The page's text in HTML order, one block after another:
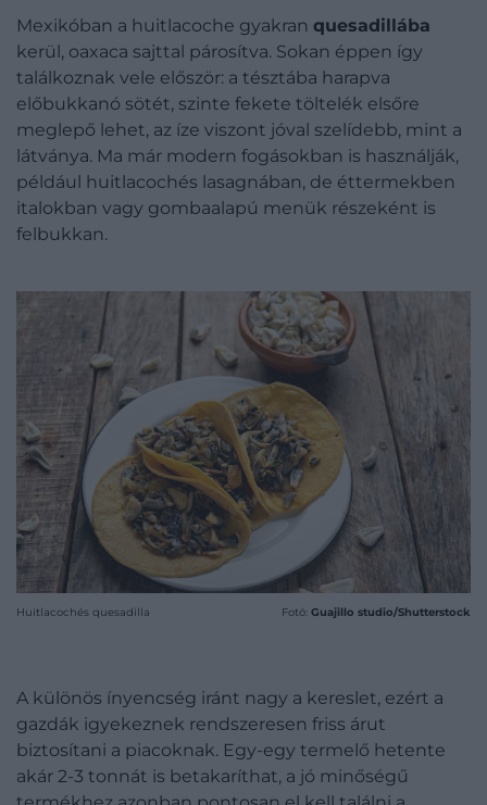
Mexikóban a huitlacoche gyakran quesadillába
kerül, oaxaca sajttal párosítva. Sokan éppen így
találkoznak vele először: a tésztába harapva
előbukkanó sötét, szinte fekete töltelék elsőre
meglepő lehet, az íze viszont jóval szelídebb, mint a
látványa. Ma már modern fogásokban is használják,
például huitlacochés lasagnában, de éttermekben
italokban vagy gombaalapú menük részeként is
felbukkan.
Huitlacochés quesadilla Fotó: Guajillo studio/Shutterstock
A különös ínyencség iránt nagy a kereslet, ezért a
gazdák igyekeznek rendszeresen friss árut
biztosítani a piacoknak. Egy-egy termelő hetente
akár 2-3 tonnát is betakaríthat, a jó minőségű